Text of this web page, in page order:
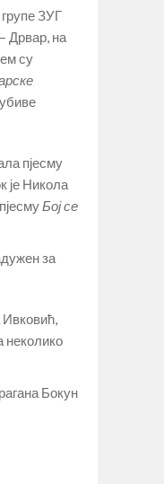
ЗУГ
Дрвар, на
су
пјесму
је Никола
Бој се
за
неколико
Бокун